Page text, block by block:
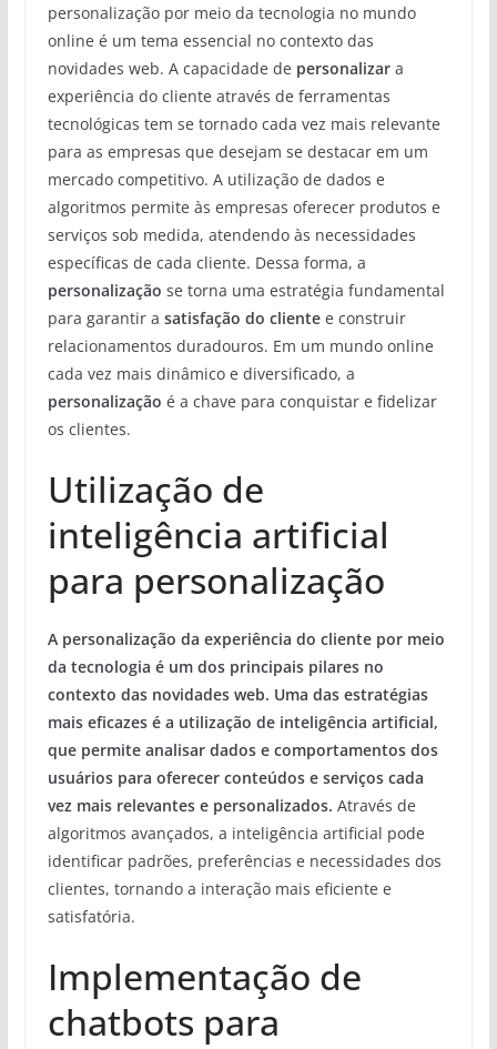
personalização por meio da tecnologia no mundo
online é um tema essencial no contexto das
novidades web. A capacidade de personalizara
experiência do cliente através de ferramentas
tecnológicas tem se tornado cada vez mais relevante
para as empresas que desejam se destacar em um
mercado competitivo. A utilização de dados e
algoritmos permite às empresas oferecer produtos e
serviços sob medida, atendendo às necessidades
específicas de cada cliente. Dessa forma, a
personalização se torna uma estratégia fundamental
para garantir a satisfação do clientee construir
relacionamentos duradouros. Em um mundo online
cada vez mais dinâmico e diversificado, a
personalização é a chave para conquistar e fidelizar
os clientes.
Utilização de
inteligência artificial
para personalização
A personalização da experiência do cliente por meio
da tecnologia é um dos principais pilares no
contexto das novidades web. Uma das estratégias
mais eficazes é a utilização de inteligência artificial,
que permite analisar dados e comportamentos dos
usuários para oferecer conteúdos e serviços cada
vez mais relevantes e personalizados. Através de
algoritmos avançados, a inteligência artificial pode
identificar padrões, preferências e necessidades dos
clientes, tornando a interação mais eficiente e
satisfatória.
Implementação de
chatbots para